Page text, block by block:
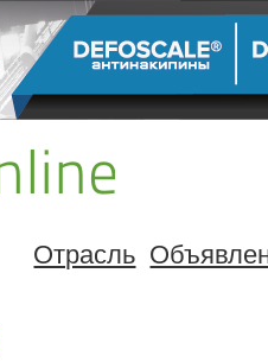
Отрасль